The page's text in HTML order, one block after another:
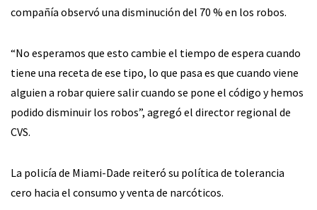
compañía observó una disminución del 70 % en los robos.
“No esperamos que esto cambie el tiempo de espera cuando
tiene una receta de ese tipo, lo que pasa es que cuando viene
alguien a robar quiere salir cuando se pone el código y hemos
podido disminuir los robos”, agregó el director regional de
CVS.
La policía de Miami-Dade reiteró su política de tolerancia
cero hacia el consumo y venta de narcóticos.